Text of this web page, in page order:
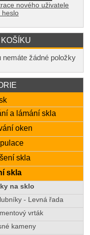
nového uživatele
heslo
nemáte žádné položky
a lámání skla
oken
skla
skla
na sklo
- Levná řada
vrták
kameny